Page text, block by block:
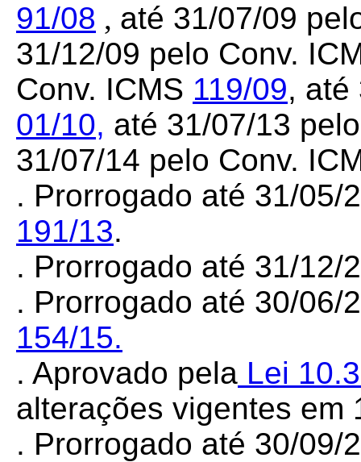
91/08 , até 31/07/09
31/12/09 pelo Conv.
Conv. ICMS 119/09, até
01/10, até 31/07/13
31/07/14 pelo Conv.
. Prorrogado até 31/05/
191/13.
. Prorrogado até 31/
. Prorrogado até 30/06/
154/15.
. Aprovado pela Lei
alterações vigentes em
. Prorrogado até 30/